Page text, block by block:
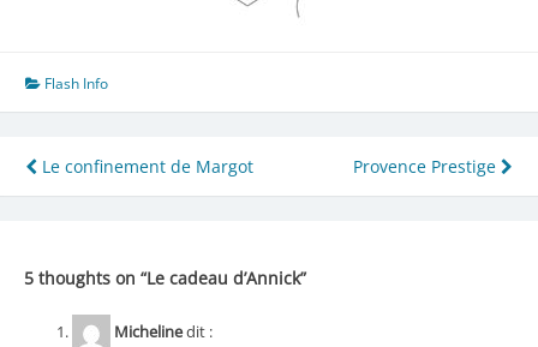
Flash Info
Navigation
de
Le confinement de Margot Provence Prestige
5 thoughts on “Le cadeau d’Annick”
Michelinedit :